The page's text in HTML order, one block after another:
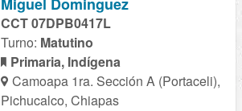
CCT 07DPB0417L
Turno: Matutino
Primaria, Indígena
Camoapa 1ra. Sección A (Portaceli),
Pichucalco, Chiapas